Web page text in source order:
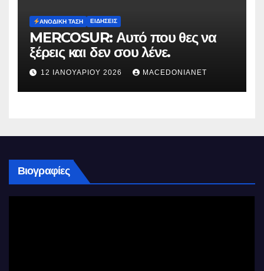
ΑΝΟΔΙΚΉ ΤΆΣΗ ΕΙΔΉΣΕΙΣ
MERCOSUR: Αυτό που θες να
ξέρεις και δεν σου λένε.
12 ΙΑΝΟΥΑΡΊΟΥ 2026 MACEDONIANET
Βιογραφίες